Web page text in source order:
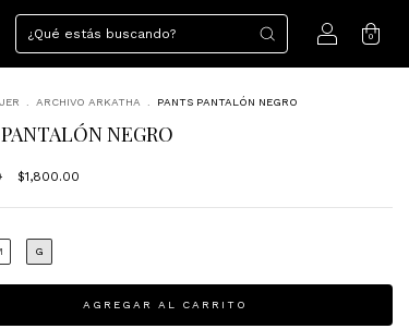
0
ARCHIVO ARKATHA PANTS PANTALÓN NEGRO
NEGRO
$1,800.00
G